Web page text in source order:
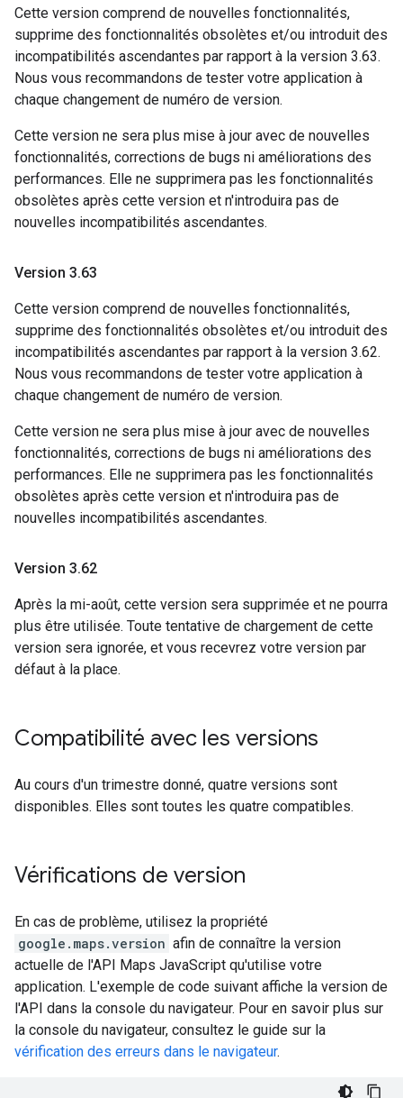
Cette version comprend de nouvelles fonctionnalités,
supprime des fonctionnalités obsolètes et/ou introduit des
incompatibilités ascendantes par rapport à la version 3.63.
Nous vous recommandons de tester votre application à
chaque changement de numéro de version.
Cette version ne sera plus mise à jour avec de nouvelles
fonctionnalités, corrections de bugs ni améliorations des
performances. Elle ne supprimera pas les fonctionnalités
obsolètes après cette version et n'introduira pas de
nouvelles incompatibilités ascendantes.
Version 3.63
Cette version comprend de nouvelles fonctionnalités,
supprime des fonctionnalités obsolètes et/ou introduit des
incompatibilités ascendantes par rapport à la version 3.62.
Nous vous recommandons de tester votre application à
chaque changement de numéro de version.
Cette version ne sera plus mise à jour avec de nouvelles
fonctionnalités, corrections de bugs ni améliorations des
performances. Elle ne supprimera pas les fonctionnalités
obsolètes après cette version et n'introduira pas de
nouvelles incompatibilités ascendantes.
Version 3.62
Après la mi-août, cette version sera supprimée et ne pourra
plus être utilisée. Toute tentative de chargement de cette
version sera ignorée, et vous recevrez votre version par
défaut à la place.
Compatibilité avec les versions
Au cours d'un trimestre donné, quatre versions sont
disponibles. Elles sont toutes les quatre compatibles.
Vérifications de version
En cas de problème, utilisez la propriété
google.maps.version afin de connaître la version
actuelle de l'API Maps JavaScript qu'utilise votre
application. L'exemple de code suivant affiche la version de
l'API dans la console du navigateur. Pour en savoir plus sur
la console du navigateur, consultez le guide sur la
vérification des erreurs dans le navigateur.